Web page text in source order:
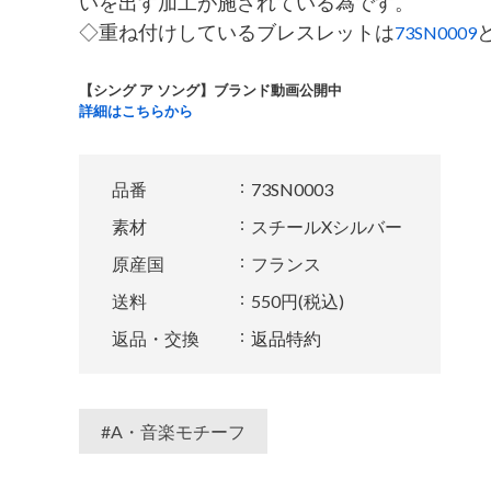
◇重ね付けしているブレスレットは73SN0009
【シング ア ソング】ブランド動画公開中
詳細はこちらから
品番
73SN0003
素材
スチールXシルバー
原産国
フランス
送料
550円(税込)
返品・交換
返品特約
#A・音楽モチーフ